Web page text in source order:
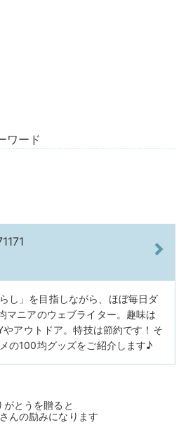
ワード
し」を目指しながら、ほぼ毎日ダ
マニアのウェブライター。趣味は
アウトドア。特技は節約です！そ
の100均グッズをご紹介します♪
がとうを贈ると
んの励みになります